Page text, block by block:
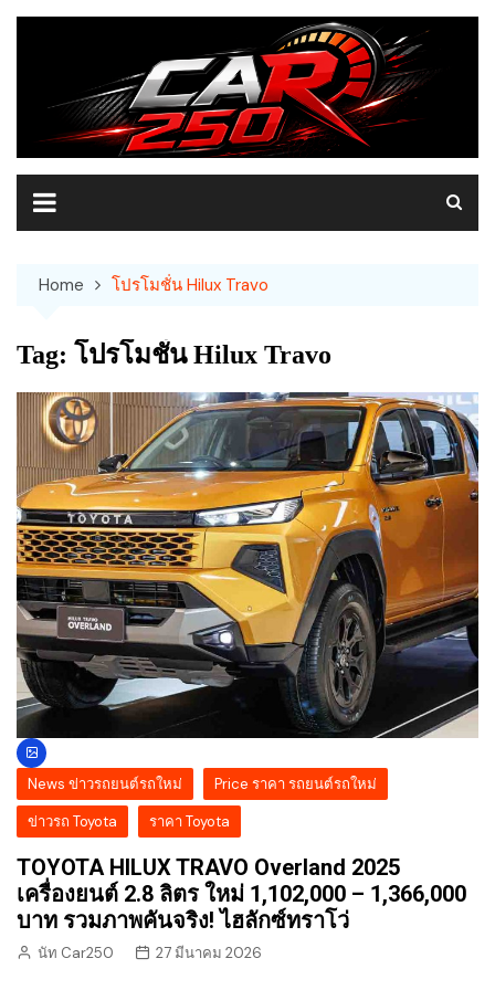
Skip
Home โปรโมชั่น Hilux Travo
Tag: โปรโมชั่น Hilux Travo
News ข่าวรถยนต์รถใหม่
Price ราคา รถยนต์รถใหม่
ข่าวรถ Toyota
ราคา Toyota
TOYOTA HILUX TRAVO Overland 2025
เครื่องยนต์ 2.8 ลิตร ใหม่ 1,102,000 – 1,366,000
บาท รวมภาพคันจริง! ไฮลักซ์ทราโว่
นัท Car250 27 มีนาคม 2026